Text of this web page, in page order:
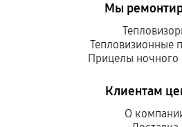
Мы
Тепловизионные
Прицелы ночного
Клиентам
О